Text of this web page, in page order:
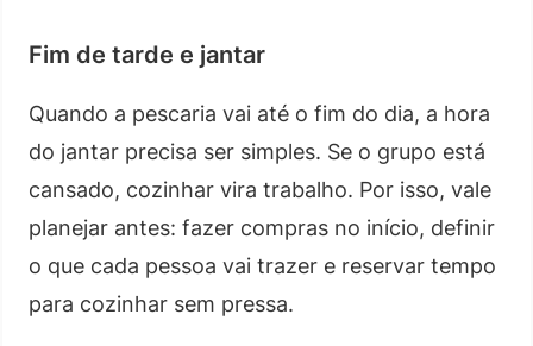
Fim de tarde e jantar
Quando a pescaria vai até o fim do dia, a hora
do jantar precisa ser simples. Se o grupo está
cansado, cozinhar vira trabalho. Por isso, vale
planejar antes: fazer compras no início, definir
o que cada pessoa vai trazer e reservar tempo
para cozinhar sem pressa.